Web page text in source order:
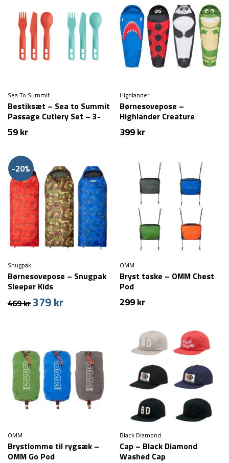
Sea To Summit
Bestiksæt – Sea to Summit
Passage Cutlery Set – 3-
stk
59kr
Highlander
Børnesovepose –
Highlander Creature
399kr
-20%
Snugpak
Børnesovepose – Snugpak
Sleeper Kids
469kr Den
379krDen
OMM
Bryst taske – OMM Chest
Pod
299kr
OMM
Brystlomme til rygsæk –
OMM Go Pod
Black Diamond
Cap – Black Diamond
Washed Cap